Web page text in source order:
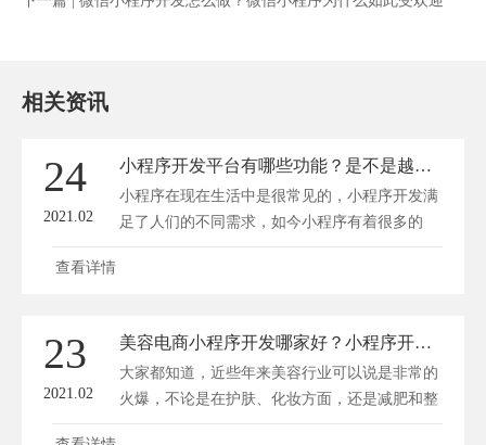
相关资讯
24
2021.02
小程序开发平台有哪些功能？是不是越早开发越好
小程序在现在生活中是很常见的，小程序开发满
足了人们的不同需求，如今小程序有着很多的
类...
查看详情
23
2021.02
美容电商小程序开发哪家好？小程序开发要注意哪些问题？
大家都知道，近些年来美容行业可以说是非常的
火爆，不论是在护肤、化妆方面，还是减肥和整
容...